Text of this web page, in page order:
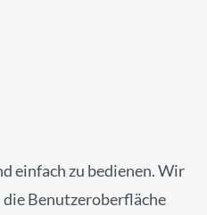
einfach zu bedienen. Wir
Benutzeroberfläche